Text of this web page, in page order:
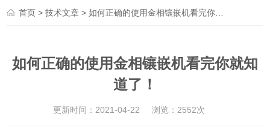
首页 >技术文章 > 如何正确的使用金相镶嵌机看完你就知道了！
如何正确的使用金相镶嵌机看完你就知
道了！
更新时间：2021-04-22 浏览：2552次